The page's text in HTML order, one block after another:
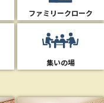
ファミリークローク
集いの場